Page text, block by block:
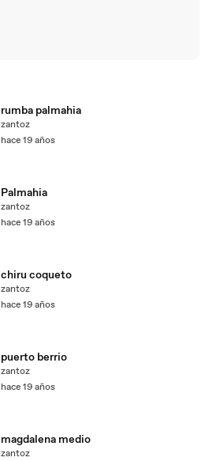
rumba palmahia
zantoz
hace 19 años
Palmahia
zantoz
hace 19 años
chiru coqueto
zantoz
hace 19 años
puerto berrio
zantoz
hace 19 años
magdalena medio
zantoz